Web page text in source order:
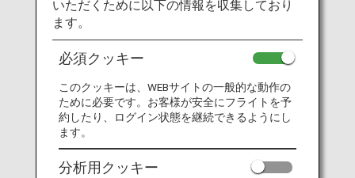
いただくために以下の情報を収集しており
ます。
必須クッキー
このクッキーは、WEBサイトの一般的な動作の
ために必要です。お客様が安全にフライトを予
約したり、ログイン状態を継続できるようにし
ます。
分析用クッキー